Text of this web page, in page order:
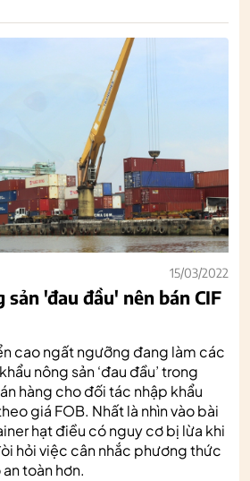
15/03/2022
'đau đầu' nên bán CIF
cao ngất ngưỡng đang làm các
nông sản ‘đau đầu’ trong
hàng cho đối tác nhập khẩu
giá FOB. Nhất là nhìn vào bài
hạt điều có nguy cơ bị lừa khi
hỏi việc cân nhắc phương thức
toàn hơn.